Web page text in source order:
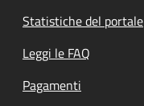
Statistiche del portale
Leggi le FAQ
Pagamenti